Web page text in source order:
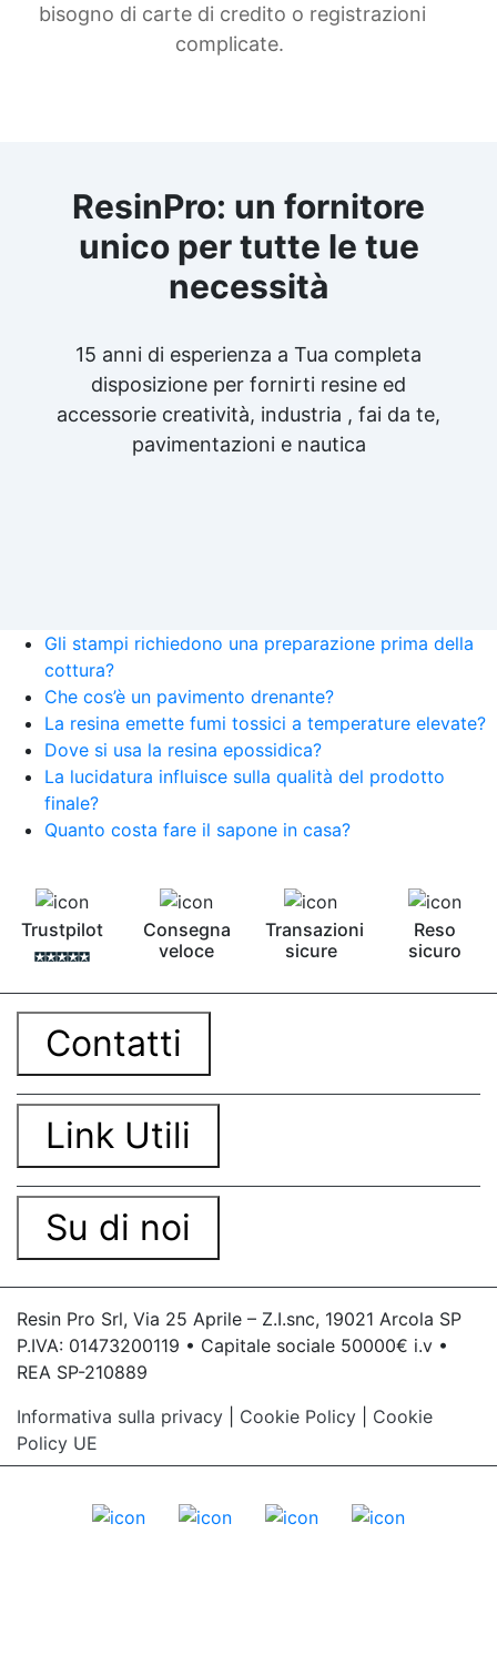
bisogno di carte di credito o registrazioni
complicate.
ResinPro: un fornitore
unico per tutte le tue
necessità
15 anni di esperienza a Tua completa
disposizione per fornirti resine ed
accessorie creatività, industria , fai da te,
pavimentazioni e nautica
Gli stampi richiedono una preparazione prima della
cottura?
Che cos’è un pavimento drenante?
La resina emette fumi tossici a temperature elevate?
Dove si usa la resina epossidica?
La lucidatura influisce sulla qualità del prodotto
finale?
Quanto costa fare il sapone in casa?
Trustpilot
Consegna
veloce
Transazioni
sicure
Reso
sicuro
Contatti
Link Utili
Su di noi
Resin Pro Srl, Via 25 Aprile – Z.I.snc, 19021 Arcola SP
P.IVA: 01473200119 • Capitale sociale 50000€ i.v •
REA SP-210889
Informativa sulla privacy
Cookie Policy
Cookie
Policy UE